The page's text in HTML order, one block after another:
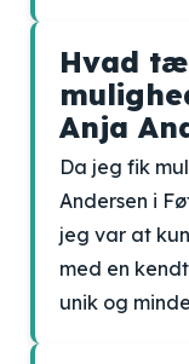
Hvad
Anja
Da jeg fik
Andersen i
jeg var at
med en
unik og